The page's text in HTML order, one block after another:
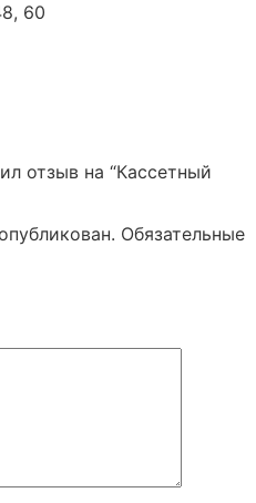
60
отзыв на “Кассетный
Обязательные